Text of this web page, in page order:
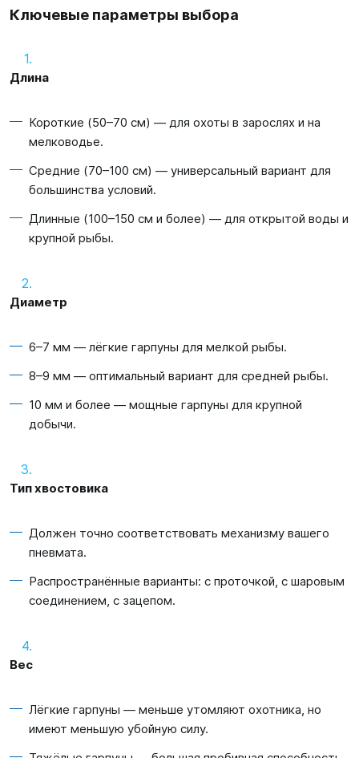
Ключевые параметры выбора
Длина
Короткие (50–70 см) — для охоты в зарослях и на
мелководье.
Средние (70–100 см) — универсальный вариант для
большинства условий.
Длинные (100–150 см и более) — для открытой воды и
крупной рыбы.
Диаметр
6–7 мм — лёгкие гарпуны для мелкой рыбы.
8–9 мм — оптимальный вариант для средней рыбы.
10 мм и более — мощные гарпуны для крупной
добычи.
Тип хвостовика
Должен точно соответствовать механизму вашего
пневмата.
Распространённые варианты: с проточкой, с шаровым
соединением, с зацепом.
Вес
Лёгкие гарпуны — меньше утомляют охотника, но
имеют меньшую убойную силу.